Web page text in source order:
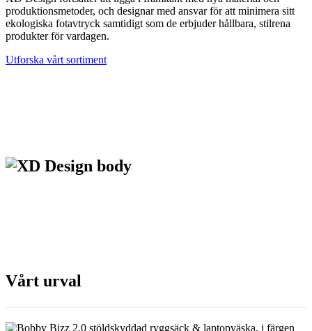
produktionsmetoder, och designar med ansvar för att minimera sitt
ekologiska fotavtryck samtidigt som de erbjuder hållbara, stilrena
produkter för vardagen.
Utforska vårt sortiment
Vårt urval